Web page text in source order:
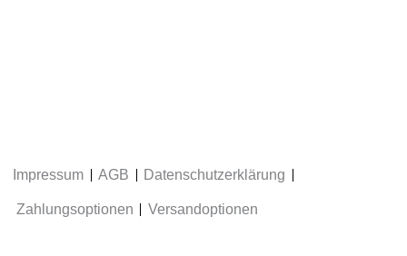
Impressum AGB Datenschutzerklärung
Zahlungsoptionen Versandoptionen